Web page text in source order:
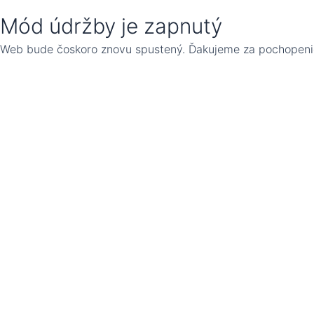
Mód údržby je zapnutý
Web bude čoskoro znovu spustený. Ďakujeme za